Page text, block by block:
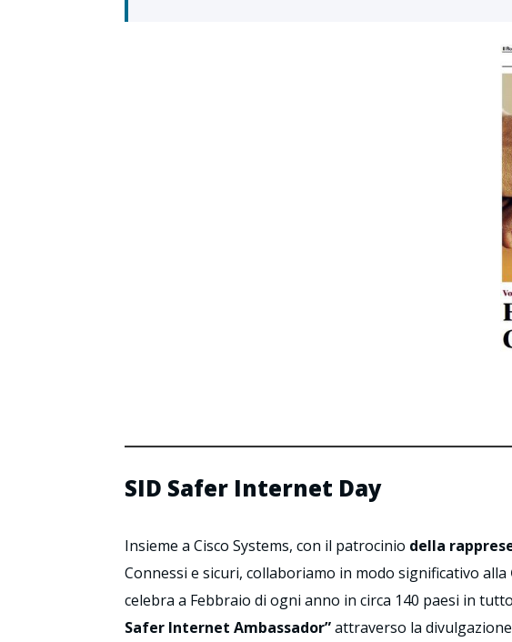
SID Safer Internet Day
Insieme a Cisco Systems, con il patrocinio della
Connessi e sicuri, collaboriamo in modo significativo alla
celebra a Febbraio di ogni anno in circa 140 paesi in
Safer Internet Ambassador”attraverso la